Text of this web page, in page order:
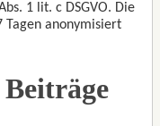
1 lit. c DSGVO. Die
Tagen anonymisiert